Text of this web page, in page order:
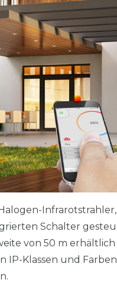
Schalter
von 50 m
IP-Klassen und